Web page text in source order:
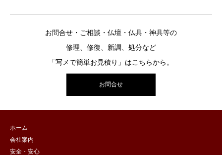
お問合せ・ご相談・仏壇・仏具・神具等の
修理、修復、新調、処分など
「写メで簡単お見積り」はこちらから。
お問合せ
ホーム
会社案内
安全・安心